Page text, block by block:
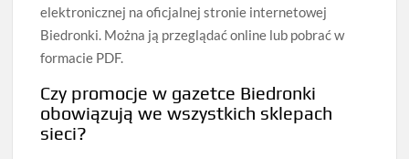
elektronicznej na oficjalnej stronie internetowej
Biedronki. Można ją przeglądać online lub pobrać w
formacie PDF.
Czy promocje w gazetce Biedronki
obowiązują we wszystkich sklepach
sieci?